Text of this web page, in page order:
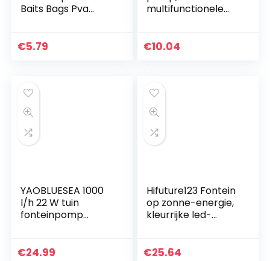
Baits Bags Pva
Bag Voor Solid Baits
€5.79
multifunctionele
sproeiers pomp
vogelbad/vijver/zw
embad/vistank/aq
uarium/watercircul
atie en
tuindecoratie
€10.04
YAOBLUESEA 1000
l/h 22 W tuin
fonteinpomp
beeklooppomp
€24.99
Hifuture123 Fontein
op zonne-energie,
kleurrijke led-
waterpomp,
€25.64